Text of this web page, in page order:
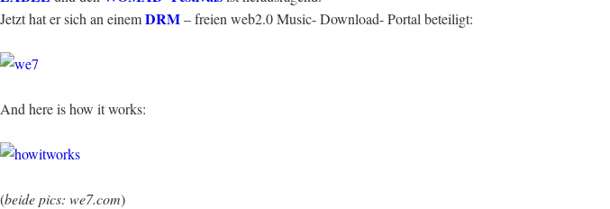
Jetzt hat er sich an einemDRM– freien web2.0 Music- Download- Portal beteiligt:
And here is how it works:
(beide pics: we7.com)